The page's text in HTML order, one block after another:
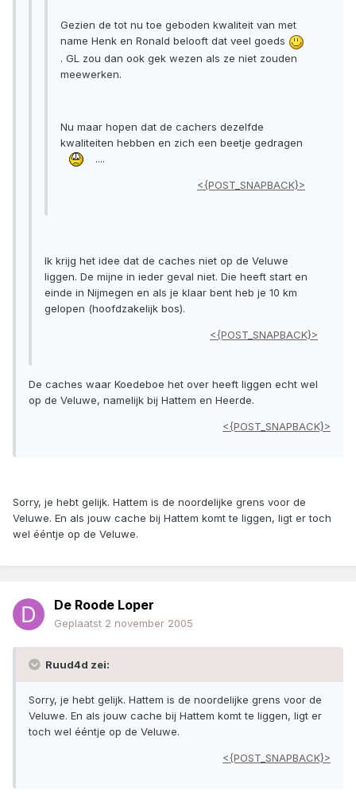
Gezien de tot nu toe geboden kwaliteit van met
name Henk en Ronald belooft dat veel goeds
. GL zou dan ook gek wezen als ze niet zouden
meewerken.
Nu maar hopen dat de cachers dezelfde
kwaliteiten hebben en zich een beetje gedragen
....
<{POST_SNAPBACK}>
Ik krijg het idee dat de caches niet op de Veluwe
liggen. De mijne in ieder geval niet. Die heeft start en
einde in Nijmegen en als je klaar bent heb je 10 km
gelopen (hoofdzakelijk bos).
<{POST_SNAPBACK}>
De caches waar Koedeboe het over heeft liggen echt wel
op de Veluwe, namelijk bij Hattem en Heerde.
<{POST_SNAPBACK}>
Sorry, je hebt gelijk. Hattem is de noordelijke grens voor de
Veluwe. En als jouw cache bij Hattem komt te liggen, ligt er toch
wel ééntje op de Veluwe.
De Roode Loper
Geplaatst 2 november 2005
Ruud4d zei:
Sorry, je hebt gelijk. Hattem is de noordelijke grens voor de
Veluwe. En als jouw cache bij Hattem komt te liggen, ligt er
toch wel ééntje op de Veluwe.
<{POST_SNAPBACK}>